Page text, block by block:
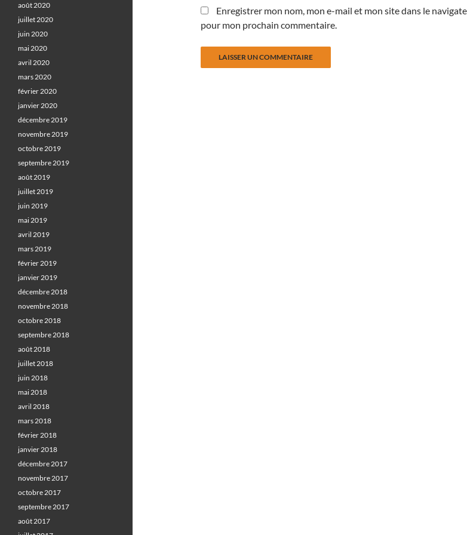
Enregistrer mon nom, mon e-mail et mon site dans le
pour mon prochain commentaire.
août 2020
juillet 2020
juin 2020
mai 2020
avril 2020
mars 2020
février 2020
janvier 2020
décembre 2019
novembre 2019
octobre 2019
septembre 2019
août 2019
juillet 2019
juin 2019
mai 2019
avril 2019
mars 2019
février 2019
janvier 2019
décembre 2018
novembre 2018
octobre 2018
septembre 2018
août 2018
juillet 2018
juin 2018
mai 2018
avril 2018
mars 2018
février 2018
janvier 2018
décembre 2017
novembre 2017
octobre 2017
septembre 2017
août 2017